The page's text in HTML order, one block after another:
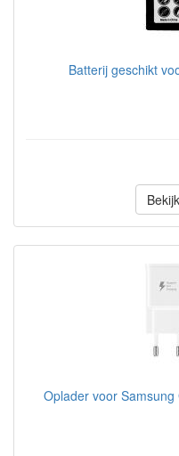
Batterij geschikt
Oplader voor